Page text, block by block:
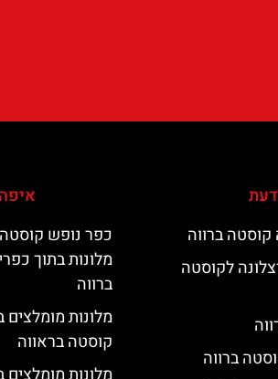
קוסטה ברווה
לקוסטה
ברווה
כפר נופש
מלונות בתוך
ברווה
קוסטה בראווה